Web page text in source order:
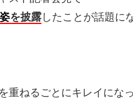
を披露 したことが話題に
重ねるごとにキレイにな